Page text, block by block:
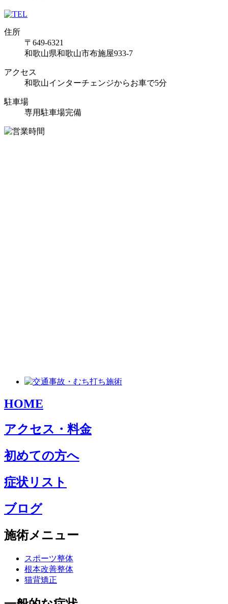
住所
〒649-6321
和歌山県和歌山市布施屋933-7
アクセス
和歌山インターチェンジからお車で5分
駐車場
専用駐車場完備
HOME
アクセス・料金
初めての方へ
症状リスト
ブログ
施術メニュー
スポーツ整体
根本改善整体
猫背矯正